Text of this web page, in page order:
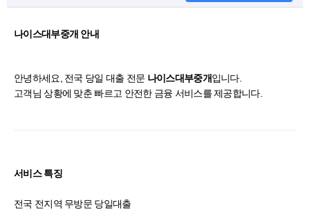
나이스대부중개 안내
안녕하세요, 전국 당일 대출 전문 나이스대부중개입니다.
고객님 상황에 맞춘 빠르고 안전한 금융 서비스를 제공합니다.
서비스 특징
전국 전지역 무방문 당일대출